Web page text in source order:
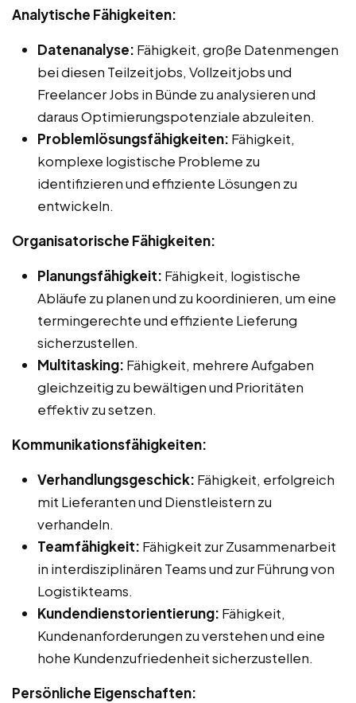
Analytische Fähigkeiten:
Datenanalyse: Fähigkeit, große Datenmengen
bei diesen Teilzeitjobs, Vollzeitjobs und
Freelancer Jobs in Bünde zu analysieren und
daraus Optimierungspotenziale abzuleiten.
Problemlösungsfähigkeiten: Fähigkeit,
komplexe logistische Probleme zu
identifizieren und effiziente Lösungen zu
entwickeln.
Organisatorische Fähigkeiten:
Planungsfähigkeit: Fähigkeit, logistische
Abläufe zu planen und zu koordinieren, um eine
termingerechte und effiziente Lieferung
sicherzustellen.
Multitasking: Fähigkeit, mehrere Aufgaben
gleichzeitig zu bewältigen und Prioritäten
effektiv zu setzen.
Kommunikationsfähigkeiten:
Verhandlungsgeschick: Fähigkeit, erfolgreich
mit Lieferanten und Dienstleistern zu
verhandeln.
Teamfähigkeit: Fähigkeit zur Zusammenarbeit
in interdisziplinären Teams und zur Führung von
Logistikteams.
Kundendienstorientierung: Fähigkeit,
Kundenanforderungen zu verstehen und eine
hohe Kundenzufriedenheit sicherzustellen.
Persönliche Eigenschaften: